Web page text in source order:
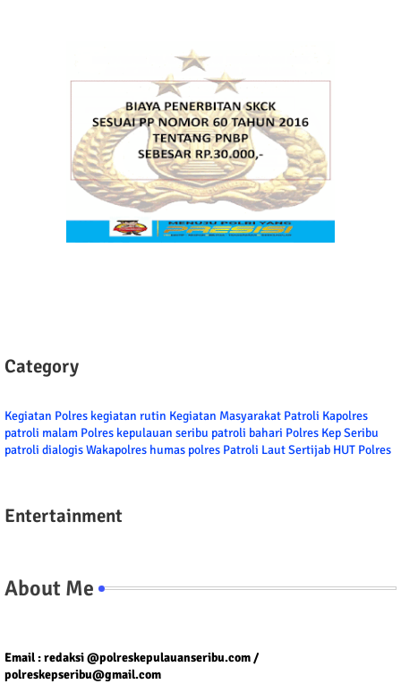
Category
Kegiatan Polres kegiatan rutin Kegiatan Masyarakat Patroli Kapolres
patroli malam Polres kepulauan seribu patroli bahari Polres Kep Seribu
patroli dialogisWakapolres humas polres Patroli LautSertijab HUT Polres
Entertainment
About Me
Email : redaksi @polreskepulauanseribu.com /
polreskepseribu@gmail.com